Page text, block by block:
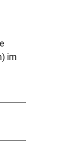
im